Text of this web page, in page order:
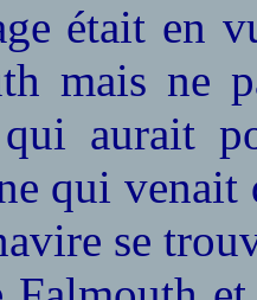
était en
mais ne
aurait
qui
se